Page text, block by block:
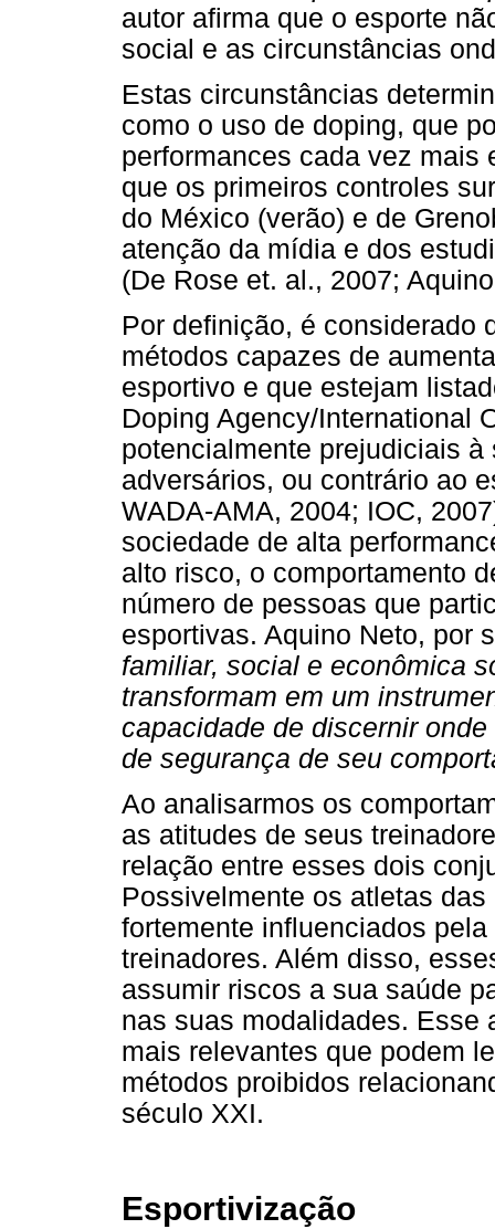
autor afirma que o esporte
social e as circunstâncias
Estas circunstâncias
como o uso de doping, que
performances cada vez mais
que os primeiros controles
do México (verão) e de
atenção da mídia e dos
(De Rose et. al., 2007;
Por definição, é considerado
métodos capazes de
esportivo e que estejam
Doping Agency/International
potencialmente prejudiciais
adversários, ou contrário ao
WADA-AMA, 2004; IOC,
sociedade de alta
alto risco, o comportamento
número de pessoas que
esportivas. Aquino Neto, por
familiar, social e econômica
transformam em um
capacidade de discernir
de segurança de seu
Ao analisarmos os
as atitudes de seus
relação entre esses dois
Possivelmente os atletas
fortemente influenciados
treinadores. Além disso,
assumir riscos a sua saúde
nas suas modalidades. Esse
mais relevantes que podem
métodos proibidos
século XXI.
Esportivização